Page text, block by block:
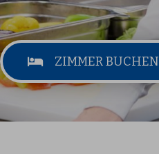
ZIMMER BUCHEN